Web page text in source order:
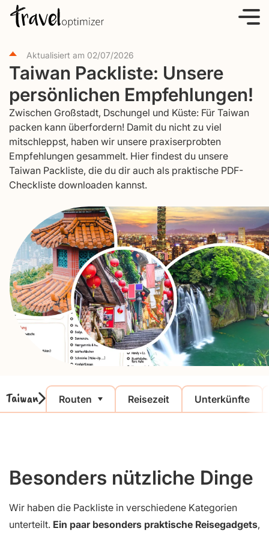
Aktualisiert am 02/07/2026
Taiwan Packliste: Unsere
persönlichen Empfehlungen!
Zwischen Großstadt, Dschungel und Küste: Für Taiwan
packen kann überfordern! Damit du nicht zu viel
mitschleppst, haben wir unsere praxiserprobten
Empfehlungen gesammelt. Hier findest du unsere
Taiwan Packliste, die du dir auch als praktische PDF-
Checkliste downloaden kannst.
Taiwan Routen Reisezeit Unterkünfte
Besonders nützliche Dinge
Wir haben die Packliste in verschiedene Kategorien
unterteilt. Ein paar besonders praktische Reisegadgets,